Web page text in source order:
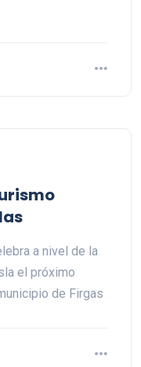
a nivel de la
el próximo
de Firgas